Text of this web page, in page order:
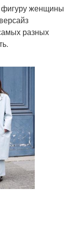
фигуру женщины
разных